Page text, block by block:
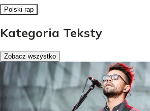
Polski rap
Kategoria Teksty
Zobacz wszystko